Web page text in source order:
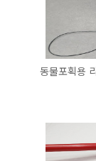
동물포획용